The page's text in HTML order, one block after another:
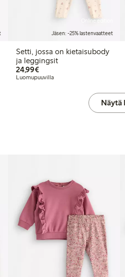
Online edition
Jäsen: -25% lastenvaatteet
Setti, jossa on kietaisubody
ja leggingsit
24,99€24,99 €
Luomupuuvilla
Näytä